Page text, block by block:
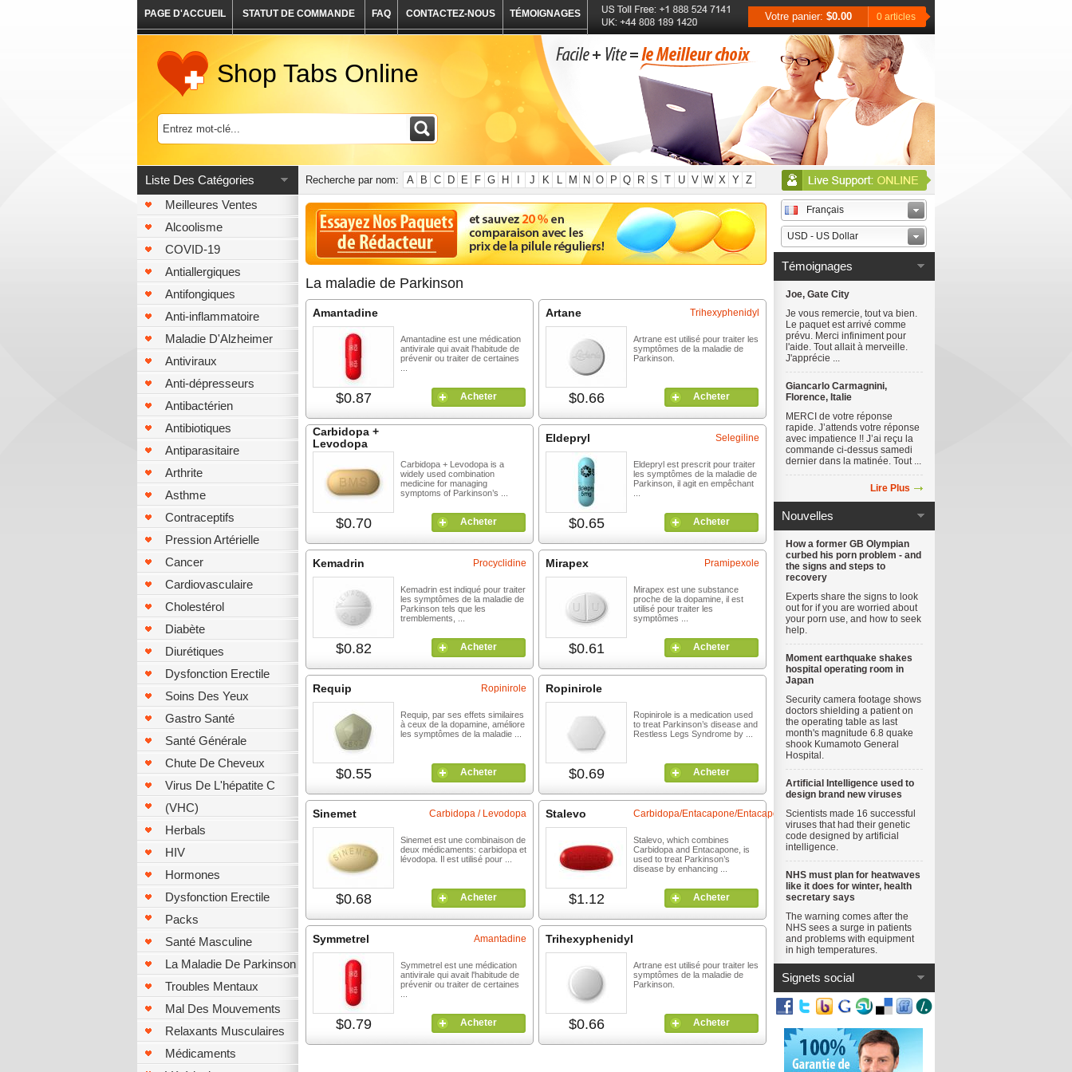
PAGE D'ACCUEIL STATUT DE COMMANDE FAQ CONTACTEZ-NOUS TÉMOIGNAGES Votre panier: $0.00 0 articles
Shop Tabs Online
Liste Des Catégories
Meilleures Ventes
Alcoolisme
COVID-19
Antiallergiques
Antifongiques
Anti-inflammatoire
Maladie D'Alzheimer
Antiviraux
Anti-dépresseurs
Antibactérien
Antibiotiques
Antiparasitaire
Arthrite
Asthme
Contraceptifs
Pression Artérielle
Cancer
Cardiovasculaire
Cholestérol
Diabète
Diurétiques
Dysfonction Erectile
Soins Des Yeux
Gastro Santé
Santé Générale
Chute De Cheveux
Virus De L'hépatite C
(VHC)
Herbals
HIV
Hormones
Dysfonction Erectile
Packs
Santé Masculine
La Maladie De Parkinson
Troubles Mentaux
Mal Des Mouvements
Relaxants Musculaires
Médicaments
Recherche par nom: A B C D E F G H J K L M N O P Q R S T U V W X Y Z
La maladie de Parkinson
Amantadine
$0.87
Amantadine est une médication
antivirale qui avait l'habitude de
prévenir ou traiter de certaines
Acheter
Artane
$0.66
Trihexyphenidyl
Artrane est utilisé pour traiter les
symptômes de la maladie de
Parkinson.
Acheter
Carbidopa +
Levodopa
$0.70
Carbidopa + Levodopa is a
widely used combination
medicine for managing
symptoms of Parkinson’s ...
Acheter
Eldepryl
$0.65
Selegiline
Eldepryl est prescrit pour traiter
les symptômes de la maladie de
Parkinson, il agit en empêchant
Acheter
Kemadrin
$0.82
Procyclidine
Kemadrin est indiqué pour traiter
les symptômes de la maladie de
Parkinson tels que les
tremblements, ...
Acheter
Mirapex
$0.61
Pramipexole
Mirapex est une substance
proche de la dopamine, il est
utilisé pour traiter les
symptômes ...
Acheter
Requip
$0.55
Ropinirole
Requip, par ses effets similaires
à ceux de la dopamine, améliore
les symptômes de la maladie ...
Acheter
Ropinirole
$0.69
Ropinirole is a medication used
to treat Parkinson’s disease and
Restless Legs Syndrome by ...
Acheter
Sinemet
$0.68
Carbidopa / Levodopa
Sinemet est une combinaison de
deux médicaments: carbidopa et
lévodopa. Il est utilisé pour ...
Acheter
Stalevo
$1.12
Carbidopa/Entacapone/Entacapone
Stalevo, which combines
Carbidopa and Entacapone, is
used to treat Parkinson’s
disease by enhancing ...
Acheter
Symmetrel
$0.79
Amantadine
Symmetrel est une médication
antivirale qui avait l'habitude de
prévenir ou traiter de certaines
Acheter
Trihexyphenidyl
$0.66
Artrane est utilisé pour traiter les
symptômes de la maladie de
Parkinson.
Acheter
Français
USD - US Dollar
Témoignages
Joe, Gate City
Je vous remercie, tout va bien.
Le paquet est arrivé comme
prévu. Merci infiniment pour
l'aide. Tout allait à merveille.
J'apprécie ...
Giancarlo Carmagnini,
Florence, Italie
MERCI de votre réponse
rapide. J’attends votre réponse
avec impatience !! J’ai reçu la
commande ci-dessus samedi
dernier dans la matinée. Tout ...
Lire Plus
Nouvelles
How a former GB Olympian
curbed his porn problem - and
the signs and steps to
recovery
Experts share the signs to look
out for if you are worried about
your porn use, and how to seek
help.
Moment earthquake shakes
hospital operating room in
Japan
Security camera footage shows
doctors shielding a patient on
the operating table as last
month's magnitude 6.8 quake
shook Kumamoto General
Hospital.
Artificial Intelligence used to
design brand new viruses
Scientists made 16 successful
viruses that had their genetic
code designed by artificial
intelligence.
NHS must plan for heatwaves
like it does for winter, health
secretary says
The warning comes after the
NHS sees a surge in patients
and problems with equipment
in high temperatures.
Signets social